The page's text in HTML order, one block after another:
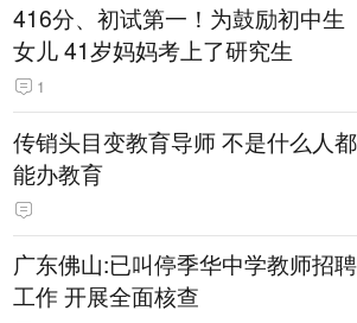
416分、初试第一！为鼓励初中生
女儿 41岁妈妈考上了研究生
1
传销头目变教育导师 不是什么人都
能办教育
广东佛山:已叫停季华中学教师招聘
工作 开展全面核查